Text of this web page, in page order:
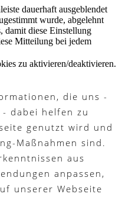
dauerhaft ausgeblendet
wurde, abgelehnt
damit diese Einstellung
Mitteilung bei jedem
zu aktivieren/deaktivieren.
die uns -
dabei helfen zu
genutzt wird und
Maßnahmen sind.
aus
anpassen,
unserer Webseite